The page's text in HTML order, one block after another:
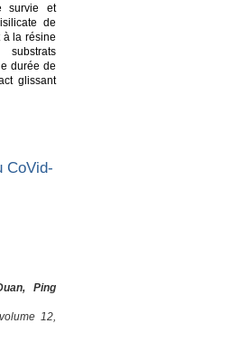
survie et
de
à la résine
durée de
glissant
CoVid-
Ping
12,